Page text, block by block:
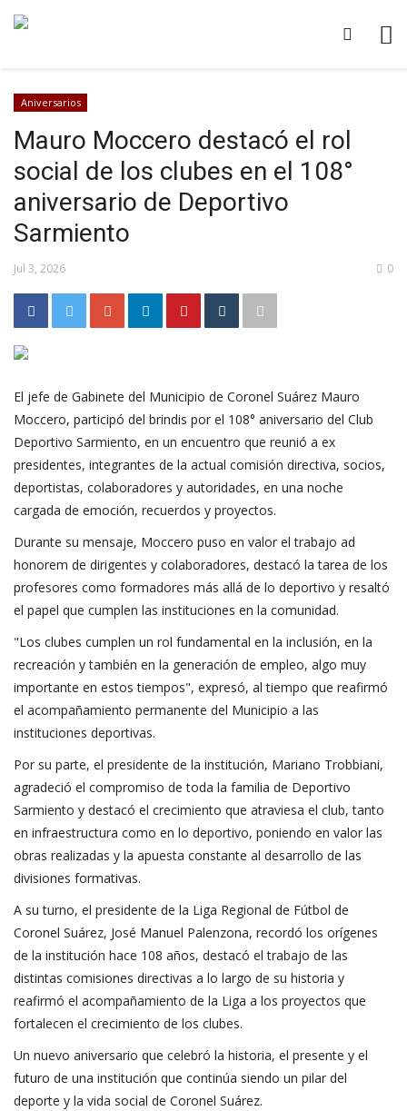
Aniversarios
Mauro Moccero destacó el rol
social de los clubes en el 108°
aniversario de Deportivo
Sarmiento
Jul 3, 2026 0
El jefe de Gabinete del Municipio de Coronel Suárez Mauro
Moccero, participó del brindis por el 108° aniversario del Club
Deportivo Sarmiento, en un encuentro que reunió a ex
presidentes, integrantes de la actual comisión directiva, socios,
deportistas, colaboradores y autoridades, en una noche
cargada de emoción, recuerdos y proyectos.
Durante su mensaje, Moccero puso en valor el trabajo ad
honorem de dirigentes y colaboradores, destacó la tarea de los
profesores como formadores más allá de lo deportivo y resaltó
el papel que cumplen las instituciones en la comunidad.
"Los clubes cumplen un rol fundamental en la inclusión, en la
recreación y también en la generación de empleo, algo muy
importante en estos tiempos", expresó, al tiempo que reafirmó
el acompañamiento permanente del Municipio a las
instituciones deportivas.
Por su parte, el presidente de la institución, Mariano Trobbiani,
agradeció el compromiso de toda la familia de Deportivo
Sarmiento y destacó el crecimiento que atraviesa el club, tanto
en infraestructura como en lo deportivo, poniendo en valor las
obras realizadas y la apuesta constante al desarrollo de las
divisiones formativas.
A su turno, el presidente de la Liga Regional de Fútbol de
Coronel Suárez, José Manuel Palenzona, recordó los orígenes
de la institución hace 108 años, destacó el trabajo de las
distintas comisiones directivas a lo largo de su historia y
reafirmó el acompañamiento de la Liga a los proyectos que
fortalecen el crecimiento de los clubes.
Un nuevo aniversario que celebró la historia, el presente y el
futuro de una institución que continúa siendo un pilar del
deporte y la vida social de Coronel Suárez.